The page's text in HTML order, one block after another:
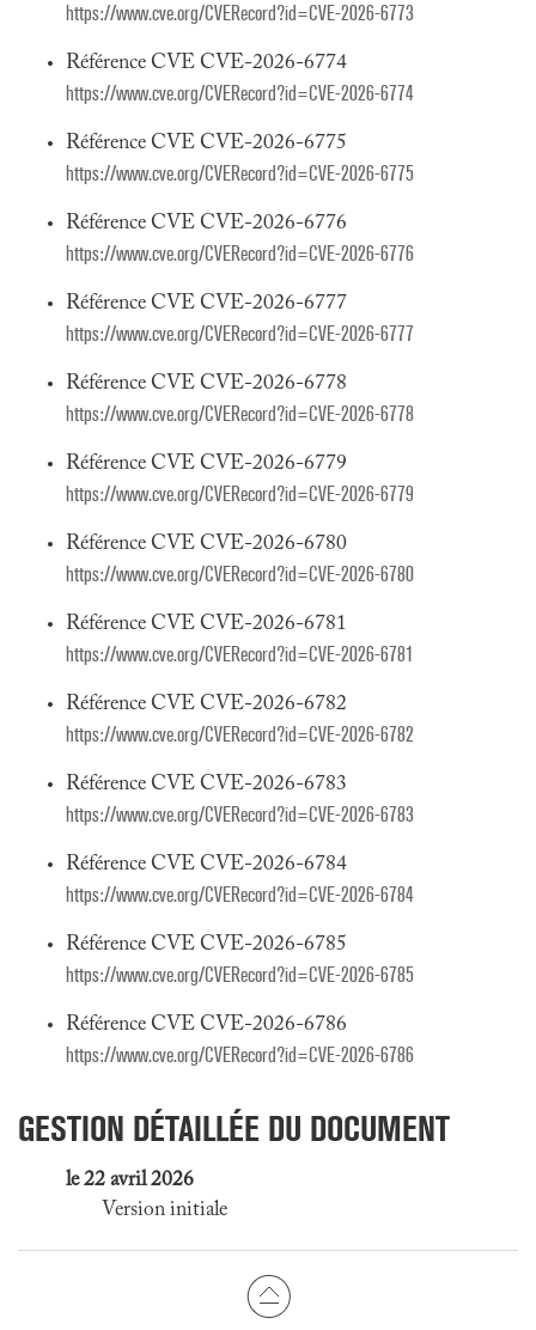
https://www.cve.org/CVERecord?id=CVE-2026-6773
Référence CVE CVE-2026-6774
https://www.cve.org/CVERecord?id=CVE-2026-6774
Référence CVE CVE-2026-6775
https://www.cve.org/CVERecord?id=CVE-2026-6775
Référence CVE CVE-2026-6776
https://www.cve.org/CVERecord?id=CVE-2026-6776
Référence CVE CVE-2026-6777
https://www.cve.org/CVERecord?id=CVE-2026-6777
Référence CVE CVE-2026-6778
https://www.cve.org/CVERecord?id=CVE-2026-6778
Référence CVE CVE-2026-6779
https://www.cve.org/CVERecord?id=CVE-2026-6779
Référence CVE CVE-2026-6780
https://www.cve.org/CVERecord?id=CVE-2026-6780
Référence CVE CVE-2026-6781
https://www.cve.org/CVERecord?id=CVE-2026-6781
Référence CVE CVE-2026-6782
https://www.cve.org/CVERecord?id=CVE-2026-6782
Référence CVE CVE-2026-6783
https://www.cve.org/CVERecord?id=CVE-2026-6783
Référence CVE CVE-2026-6784
https://www.cve.org/CVERecord?id=CVE-2026-6784
Référence CVE CVE-2026-6785
https://www.cve.org/CVERecord?id=CVE-2026-6785
Référence CVE CVE-2026-6786
https://www.cve.org/CVERecord?id=CVE-2026-6786
GESTION DÉTAILLÉE DU DOCUMENT
le 22 avril 2026
Version initiale